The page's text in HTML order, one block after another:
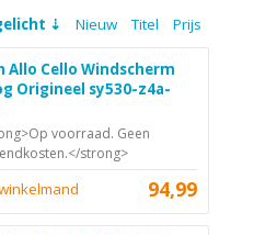
Nieuw Titel Prijs
Allo Cello Windscherm
Origineel sy530-z4a-
voorraad. Geen
strong>
94,99